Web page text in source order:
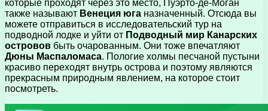
которые проходят через это место, Пуэрто-де-Моган
также называют Венеция юга назначенный. Отсюда вы
можете отправиться в исследовательский тур на
подводной лодке и уйти от Подводный мир Канарских
островов быть очарованным. Они тоже впечатляют
Дюны Маспаломаса. Пологие холмы песчаной пустыни
красиво переходят внутрь острова и поэтому являются
прекрасным природным явлением, на которое стоит
посмотреть.